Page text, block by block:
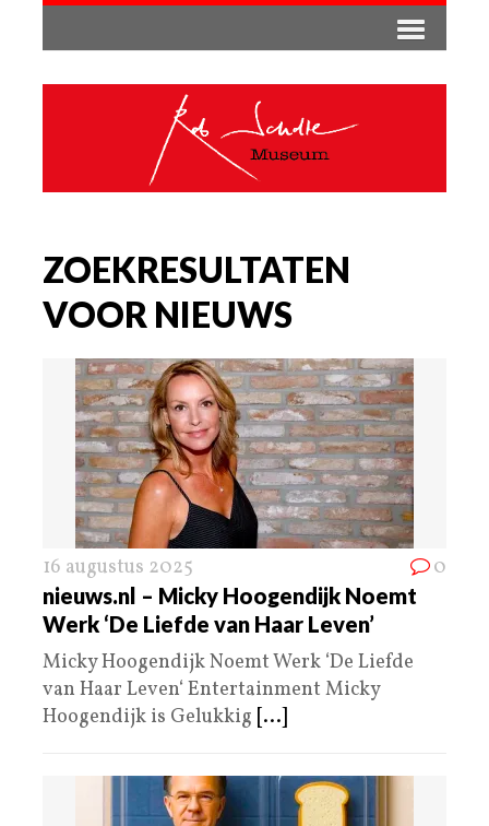
ZOEKRESULTATEN
VOOR NIEUWS
16 augustus 2025 0
nieuws.nl – Micky Hoogendijk Noemt
Werk ‘De Liefde van Haar Leven’
Micky Hoogendijk Noemt Werk ‘De Liefde
van Haar Leven‘ Entertainment Micky
Hoogendijk is Gelukkig [...]